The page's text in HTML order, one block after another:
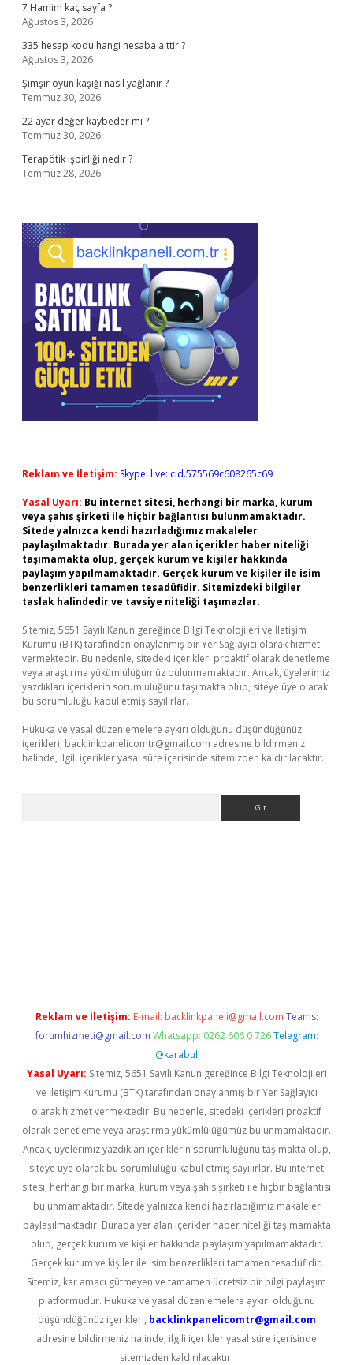
7 Hamim kaç sayfa ?
Ağustos 3, 2026
335 hesap kodu hangi hesaba aittir ?
Ağustos 3, 2026
Şimşir oyun kaşığı nasıl yağlanır ?
Temmuz 30, 2026
22 ayar değer kaybeder mi ?
Temmuz 30, 2026
Terapötik işbirliği nedir ?
Temmuz 28, 2026
Reklam ve İletişim: Skype: live:.cid.575569c608265c69
Yasal Uyarı: Bu internet sitesi, herhangi bir marka, kurum
veya şahıs şirketi ile hiçbir bağlantısı bulunmamaktadır.
Sitede yalnızca kendi hazırladığımız makaleler
paylaşılmaktadır. Burada yer alan içerikler haber niteliği
taşımamakta olup, gerçek kurum ve kişiler hakkında
paylaşım yapılmamaktadır. Gerçek kurum ve kişiler ile isim
benzerlikleri tamamen tesadüfidir. Sitemizdeki bilgiler
taslak halindedir ve tavsiye niteliği taşımazlar.
Sitemiz, 5651 Sayılı Kanun gereğince Bilgi Teknolojileri ve İletişim
Kurumu (BTK) tarafından onaylanmış bir Yer Sağlayıcı olarak hizmet
vermektedir. Bu nedenle, sitedeki içerikleri proaktif olarak denetleme
veya araştırma yükümlülüğümüz bulunmamaktadır. Ancak, üyelerimiz
yazdıkları içeriklerin sorumluluğunu taşımakta olup, siteye üye olarak
bu sorumluluğu kabul etmiş sayılırlar.
Hukuka ve yasal düzenlemelere aykırı olduğunu düşündüğünüz
içerikleri, backlinkpanelicomtr@gmail.com adresine bildirmeniz
halinde, ilgili içerikler yasal süre içerisinde sitemizden kaldırılacaktır.
Reklam ve İletişim: E-mail: backlinkpaneli@gmail.com Teams:
forumhizmeti@gmail.com Whatsapp: 0262 606 0 726 Telegram:
@karabul
Yasal Uyarı: Sitemiz, 5651 Sayılı Kanun gereğince Bilgi Teknolojileri
ve İletişim Kurumu (BTK) tarafından onaylanmış bir Yer Sağlayıcı
olarak hizmet vermektedir. Bu nedenle, sitedeki içerikleri proaktif
olarak denetleme veya araştırma yükümlülüğümüz bulunmamaktadır.
Ancak, üyelerimiz yazdıkları içeriklerin sorumluluğunu taşımakta olup,
siteye üye olarak bu sorumluluğu kabul etmiş sayılırlar. Bu internet
sitesi, herhangi bir marka, kurum veya şahıs şirketi ile hiçbir bağlantısı
bulunmamaktadır. Sitede yalnızca kendi hazırladığımız makaleler
paylaşılmaktadır. Burada yer alan içerikler haber niteliği taşımamakta
olup, gerçek kurum ve kişiler hakkında paylaşım yapılmamaktadır.
Gerçek kurum ve kişiler ile isim benzerlikleri tamamen tesadüfidir.
Sitemiz, kar amacı gütmeyen ve tamamen ücretsiz bir bilgi paylaşım
platformudur. Hukuka ve yasal düzenlemelere aykırı olduğunu
düşündüğünüz içerikleri, backlinkpanelicomtr@gmail.com
adresine bildirmeniz halinde, ilgili içerikler yasal süre içerisinde
sitemizden kaldırılacaktır.